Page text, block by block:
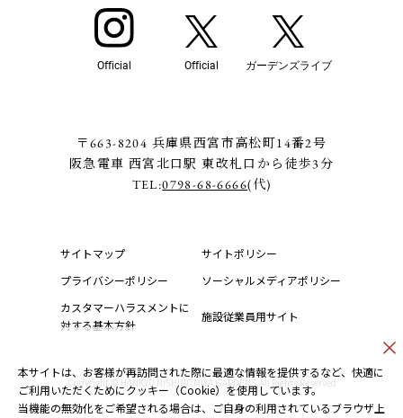
本サイトは、お客様が再訪問された際に最適な情報を提供するなど、快適に
ご利用いただくためにクッキー（Cookie）を使用しています。
当機能の無効化をご希望される場合は、ご自身の利用されているブラウザ上
Official Official ガーデンズライブ
〒663-8204 兵庫県西宮市高松町14番2号
阪急電車 西宮北口駅 東改札口から徒歩3分
TEL:0798-68-6666(代)
サイトマップ
サイトポリシー
プライバシーポリシー
ソーシャルメディアポリシー
カスタマーハラスメントに
対する基本方針
施設従業員用サイト
Copyright © HANKYU NISHINOMIYA GARDENS.All Rights Reserved